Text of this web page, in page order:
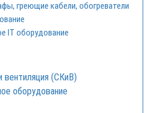
греющие кабели, обогреватели
IT оборудование
вентиляция (СКиВ)
оборудование